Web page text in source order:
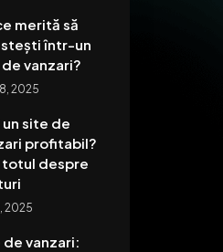
merită să
într-un
vanzari?
2025
un site de
profitabil?
totul despre
2025
de vanzari: